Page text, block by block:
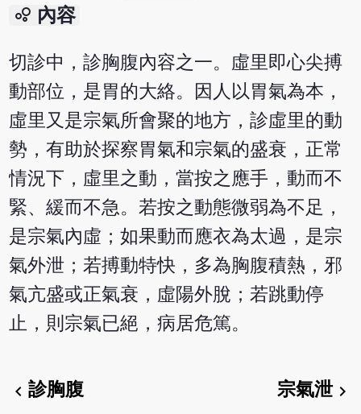
bubble_chart 內容
切診中，診胸腹內容之一。虛里即心尖搏
動部位，是胃的大絡。因人以胃氣為本，
虛里又是宗氣所會聚的地方，診虛里的動
勢，有助於探察胃氣和宗氣的盛衰，正常
情況下，虛里之動，當按之應手，動而不
緊、緩而不急。若按之動態微弱為不足，
是宗氣內虛；如果動而應衣為太過，是宗
氣外泄；若搏動特快，多為胸腹積熱，邪
氣亢盛或正氣衰，虛陽外脫；若跳動停
止，則宗氣已絕，病居危篤。
chevron_left診胸腹 宗氣泄chevron_right